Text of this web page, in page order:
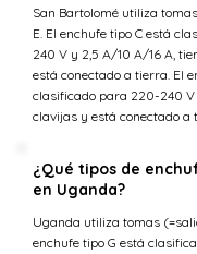
San Bartolomé utiliza
E. El enchufe tipo C está
240 V y 2,5 A/10 A/16 A,
está conectado a tierra. El
clasificado para 220-240 V
clavijas y está conectado a
¿Qué tipos de
en Uganda?
Uganda utiliza tomas
enchufe tipo G está